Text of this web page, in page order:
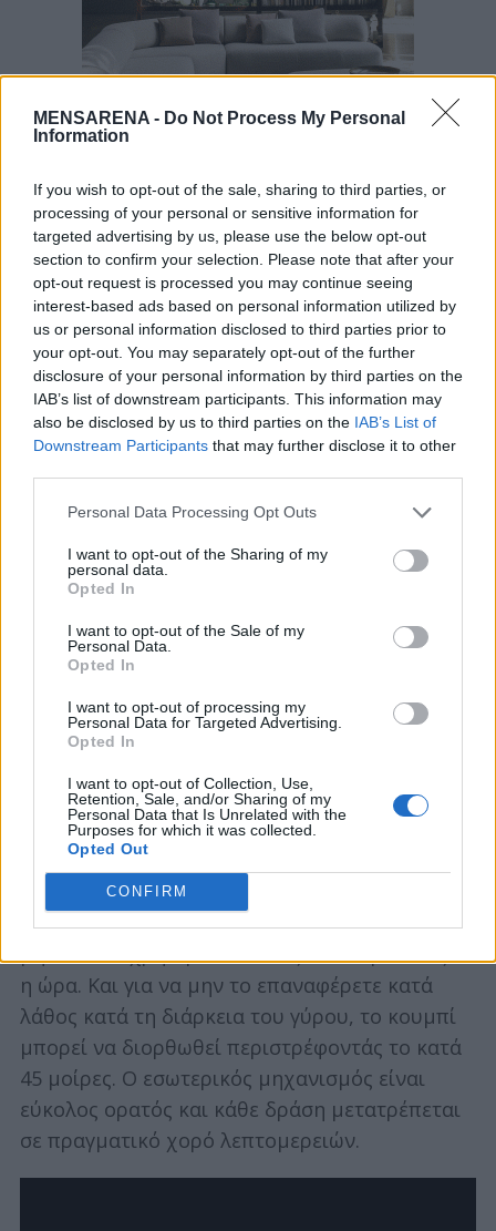
MENSARENA - Do Not Process My Personal
Information
If you wish to opt-out of the sale, sharing to third parties, or
processing of your personal or sensitive information for
targeted advertising by us, please use the below opt-out
section to confirm your selection. Please note that after your
opt-out request is processed you may continue seeing
interest-based ads based on personal information utilized by
us or personal information disclosed to third parties prior to
your opt-out. You may separately opt-out of the further
disclosure of your personal information by third parties on the
IAB’s list of downstream participants. This information may
also be disclosed by us to third parties on the IAB’s List of
Downstream Participants that may further disclose it to other
Personal Data Processing Opt Outs
I want to opt-out of the Sharing of my
personal data.
Opted In
I want to opt-out of the Sale of my
Personal Data.
Opted In
I want to opt-out of processing my
Personal Data for Targeted Advertising.
Opted In
I want to opt-out of Collection, Use,
Retention, Sale, and/or Sharing of my
Personal Data that Is Unrelated with the
Purposes for which it was collected.
Opted Out
CONFIRM
Στο τέλος του γύρου, ο μετρητής μπορεί να
μηδενιστεί χρησιμοποιώντας το κουμπί στις 8
η ώρα. Και για να μην το επαναφέρετε κατά
λάθος κατά τη διάρκεια του γύρου, το κουμπί
μπορεί να διορθωθεί περιστρέφοντάς το κατά
45 μοίρες. Ο εσωτερικός μηχανισμός είναι
εύκολος ορατός και κάθε δράση μετατρέπεται
σε πραγματικό χορό λεπτομερειών.